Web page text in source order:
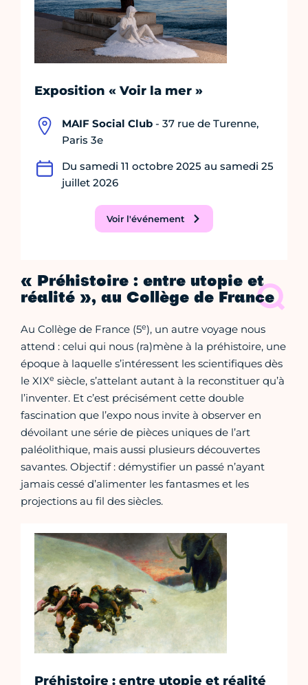
Exposition « Voir la mer »
MAIF Social Club - 37 rue de Turenne,
Paris 3e
Du samedi 11 octobre 2025 au samedi 25
juillet 2026
Voir l'événement
« Préhistoire : entre utopie et
réalité », au Collège de France
Au Collège de France (5e), un autre voyage nous
attend : celui qui nous (ra)mène à la préhistoire, une
époque à laquelle s’intéressent les scientifiques dès
le XIXe siècle, s’attelant autant à la reconstituer qu’à
l’inventer. Et c’est précisément cette double
fascination que l’expo nous invite à observer en
dévoilant une série de pièces uniques de l’art
paléolithique, mais aussi plusieurs découvertes
savantes. Objectif : démystifier un passé n’ayant
jamais cessé d’alimenter les fantasmes et les
projections au fil des siècles.
Préhistoire : entre utopie et réalité